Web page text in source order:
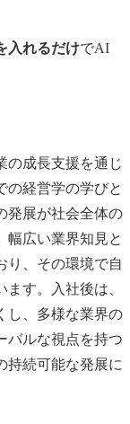
入れるだけでAI
の成長支援を通じ
の経営学の学びと
発展が社会全体の
幅広い業界知見と
り、その環境で自
す。入社後は、
し、多様な業界の
バルな視点を持つ
持続可能な発展に